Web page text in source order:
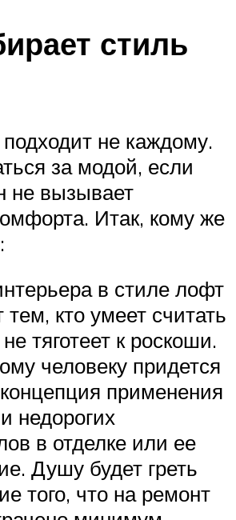
стиль
не каждому.
за модой, если
не вызывает
Итак, кому же
в стиле лофт
тем, кто умеет считать
тяготеет к роскоши.
человеку придется
применения
недорогих
в отделке или ее
Душу будет греть
того, что на ремонт